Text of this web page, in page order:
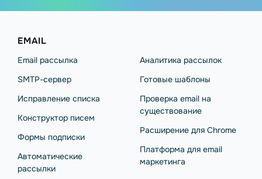
EMAIL
Email рассылка
SMTP-сервер
Исправление списка
Конструктор писем
Формы подписки
Автоматические
рассылки
Аналитика рассылок
Готовые шаблоны
Проверка email на
существование
Расширение для Chrome
Платформа для email
маркетинга